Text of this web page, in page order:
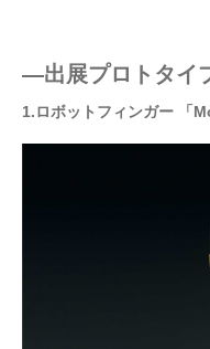
—出展プロトタイ
1.ロボットフィンガー 「